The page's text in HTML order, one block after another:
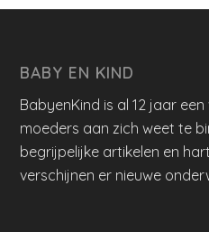
BABY EN KIND
BabyenKind is al 12 jaar
moeders aan zich weet te
begrijpelijke artikelen en
verschijnen er nieuwe